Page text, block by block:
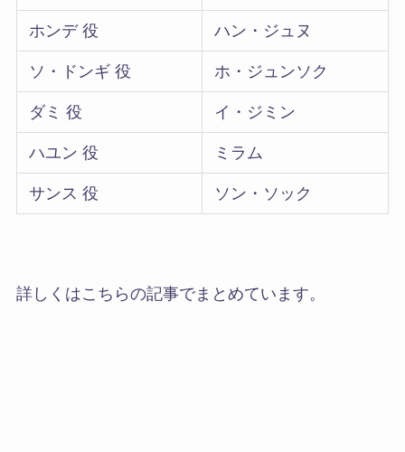
ホンデ 役 ハン・ジュヌ
ソ・ドンギ 役 ホ・ジュンソク
ダミ 役 イ・ジミン
ハユン 役 ミラム
サンス 役 ソン・ソック
詳しくはこちらの記事でまとめています。